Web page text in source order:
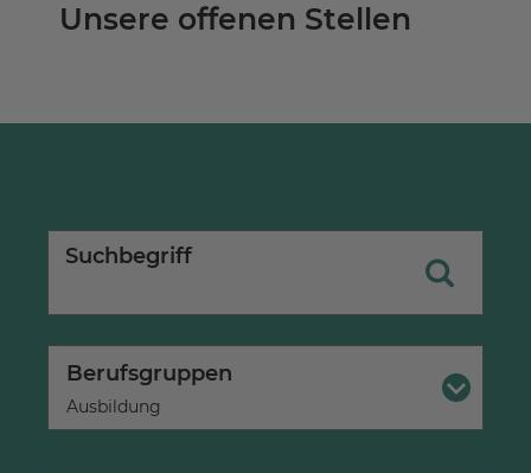
Unsere offenen Stellen
Suchbegriff
Berufsgruppen
×
Ausbildung